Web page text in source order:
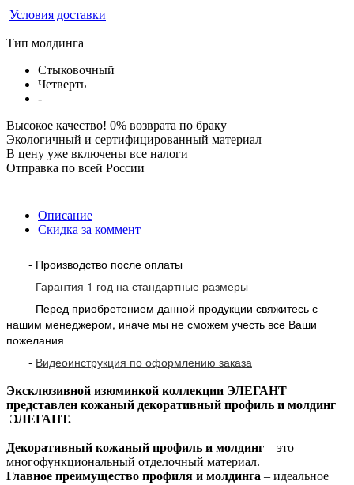
Условия доставки
Тип молдинга
Стыковочный
Четверть
-
Высокое качество! 0% возврата по браку
Экологичный и сертифицированный материал
В цену уже включены все налоги
Отправка по всей России
Описание
Скидка за коммент
- Производство после оплаты
- Гарантия 1 год на стандартные размеры
- Перед приобретением данной продукции свяжитесь с
нашим менеджером, иначе мы не сможем учесть все Ваши
пожелания
- Видеоинструкция по оформлению заказа
Эксклюзивной изюминкой коллекции ЭЛЕГАНТ
представлен кожаный декоративный профиль и молдинг
ЭЛЕГАНТ.
Декоративный кожаный профиль и молдинг – это
многофункциональный отделочный материал.
Главное преимущество профиля и молдинга – идеальное